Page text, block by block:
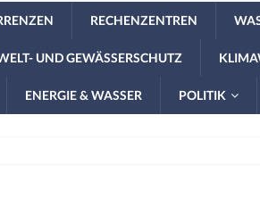
RECHENZENTREN
UND GEWÄSSERSCHUTZ
ENERGIE & WASSER POLITIK